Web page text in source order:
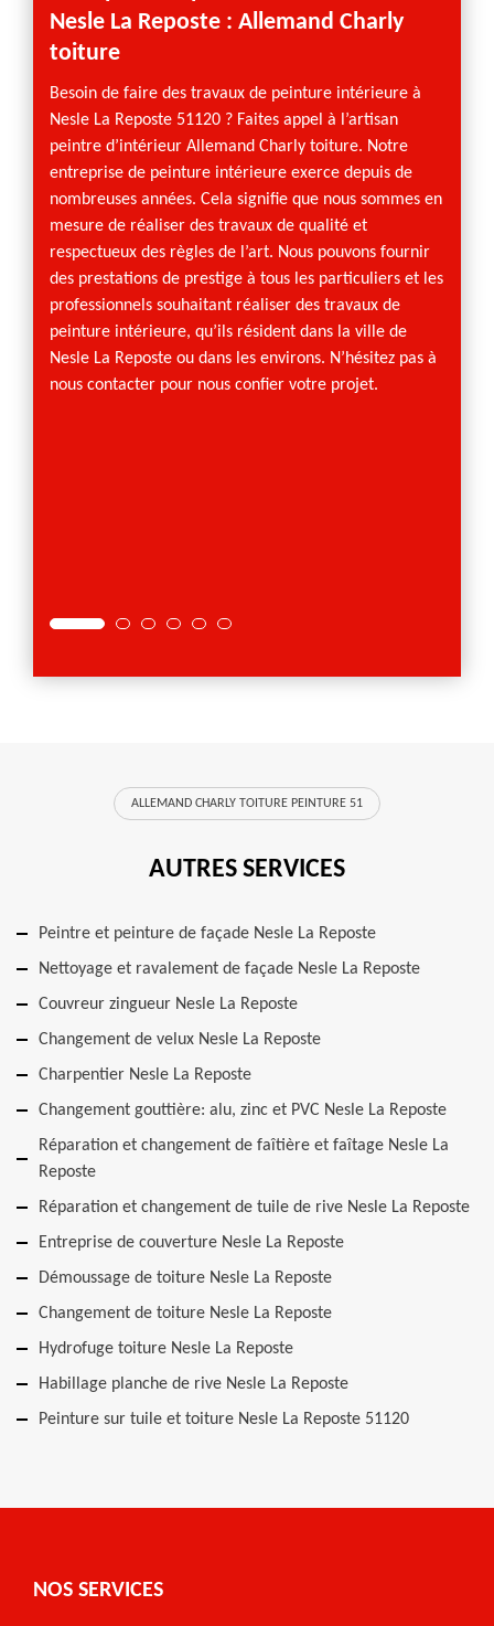
Nesle La Reposte : Allemand Charly
toiture
Besoin de faire des travaux de peinture intérieure à
Nesle La Reposte 51120 ? Faites appel à l’artisan
peintre d’intérieur Allemand Charly toiture. Notre
entreprise de peinture intérieure exerce depuis de
nombreuses années. Cela signifie que nous sommes en
mesure de réaliser des travaux de qualité et
respectueux des règles de l’art. Nous pouvons fournir
des prestations de prestige à tous les particuliers et les
professionnels souhaitant réaliser des travaux de
peinture intérieure, qu’ils résident dans la ville de
Nesle La Reposte ou dans les environs. N’hésitez pas à
nous contacter pour nous confier votre projet.
ALLEMAND CHARLY TOITURE PEINTURE 51
AUTRES SERVICES
Peintre et peinture de façade Nesle La Reposte
Nettoyage et ravalement de façade Nesle La Reposte
Couvreur zingueur Nesle La Reposte
Changement de velux Nesle La Reposte
Charpentier Nesle La Reposte
Changement gouttière: alu, zinc et PVC Nesle La Reposte
Réparation et changement de faîtière et faîtage Nesle La
Reposte
Réparation et changement de tuile de rive Nesle La Reposte
Entreprise de couverture Nesle La Reposte
Démoussage de toiture Nesle La Reposte
Changement de toiture Nesle La Reposte
Hydrofuge toiture Nesle La Reposte
Habillage planche de rive Nesle La Reposte
Peinture sur tuile et toiture Nesle La Reposte 51120
NOS SERVICES